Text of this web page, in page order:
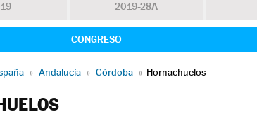
2019-28A
CONGRESO
» Andalucía » Córdoba » Hornachuelos